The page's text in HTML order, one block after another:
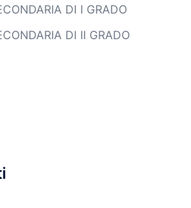
DI I GRADO
DI II GRADO